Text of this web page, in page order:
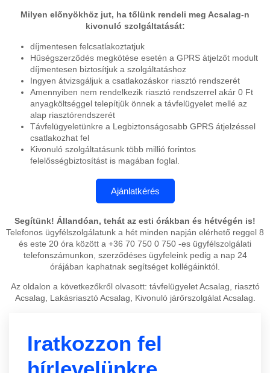
Milyen előnyökhöz jut, ha tőlünk rendeli meg Acsalag-n
kivonuló szolgáltatását:
díjmentesen felcsatlakoztatjuk
Hűségszerződés megkötése esetén a GPRS átjelzőt modult
díjmentesen biztosítjuk a szolgáltatáshoz
Ingyen átvizsgáljuk a csatlakozáskor riasztó rendszerét
Amennyiben nem rendelkezik riasztó rendszerrel akár 0 Ft
anyagköltséggel telepítjük önnek a távfelügyelet mellé az
alap riasztórendszerét
Távfelügyeletünkre a Legbiztonságosabb GPRS átjelzéssel
csatlakozhat fel
Kivonuló szolgáltatásunk több millió forintos
felelősségbiztosítást is magában foglal.
Segítünk! Állandóan, tehát az esti órákban és hétvégén is!
Telefonos ügyfélszolgálatunk a hét minden napján elérhető reggel 8
és este 20 óra között a +36 70 750 0 750 -es ügyfélszolgálati
telefonszámunkon, szerződéses ügyfeleink pedig a nap 24
órájában kaphatnak segítséget kollégáinktól.
Az oldalon a következőkről olvasott: távfelügyelet Acsalag, riasztó
Acsalag, Lakásriasztó Acsalag, Kivonuló járőrszolgálat Acsalag.
Iratkozzon fel
hírlevelünkre